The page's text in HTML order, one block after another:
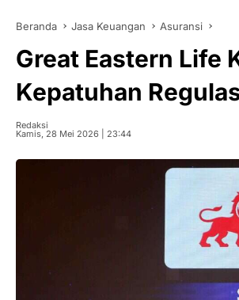
Beranda Jasa Keuangan Asuransi
Great Eastern Life
Kepatuhan
Redaksi
Kamis, 28 Mei 2026 | 23:44